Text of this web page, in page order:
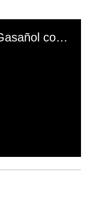
El mal momento de Yanina Gasañol con un hincha argentino en "Subrayado"